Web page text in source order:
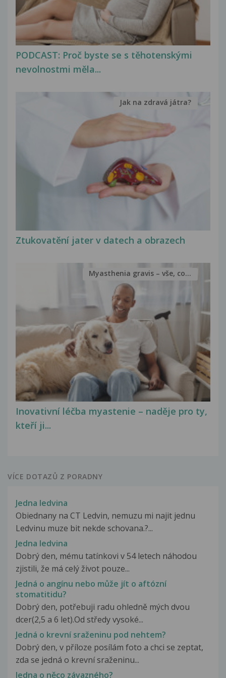
PODCAST: Proč byste se s těhotenskými
nevolnostmi měla...
Ztukovatění jater v datech a obrazech
Jak na zdravá játra?
Inovativní léčba myastenie – naděje pro ty,
kteří ji...
Myasthenia gravis – vše, co...
VÍCE DOTAZŮ Z PORADNY
Jedna ledvina
Obiednany na CT Ledvin, nemuzu mi najit jednu
Ledvinu muze bit nekde schovana.?...
Jedna ledvina
Dobrý den, mému tatínkovi v 54 letech náhodou
zjistili, že má celý život pouze...
Jedná o angínu nebo může jít o aftózní
stomatitidu?
Dobrý den, potřebuji radu ohledně mých dvou
dcer(2,5 a 6 let).Od středy vysoké...
Jedná o krevní sraženinu pod nehtem?
Dobrý den, v příloze posílám foto a chci se zeptat,
zda se jedná o krevní sraženinu...
Jedna o něco závazného?